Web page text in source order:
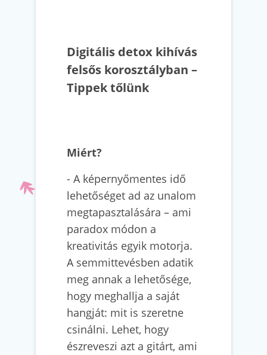
Digitális detox kihívás
felsős korosztályban –
Tippek tőlünk
Miért?
- A képernyőmentes idő
lehetőséget ad az unalom
megtapasztalására – ami
paradox módon a
kreativitás egyik motorja.
A semmittevésben adatik
meg annak a lehetősége,
hogy meghallja a saját
hangját: mit is szeretne
csinálni. Lehet, hogy
észreveszi azt a gitárt, ami